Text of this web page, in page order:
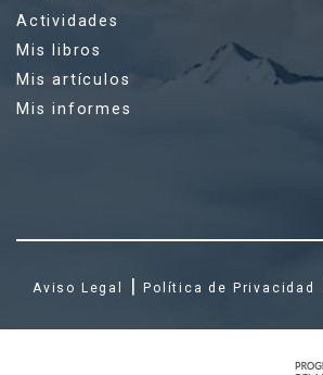
Actividades
Mis libros
Mis artículos
Mis informes
Aviso Legal | Política de Privacidad